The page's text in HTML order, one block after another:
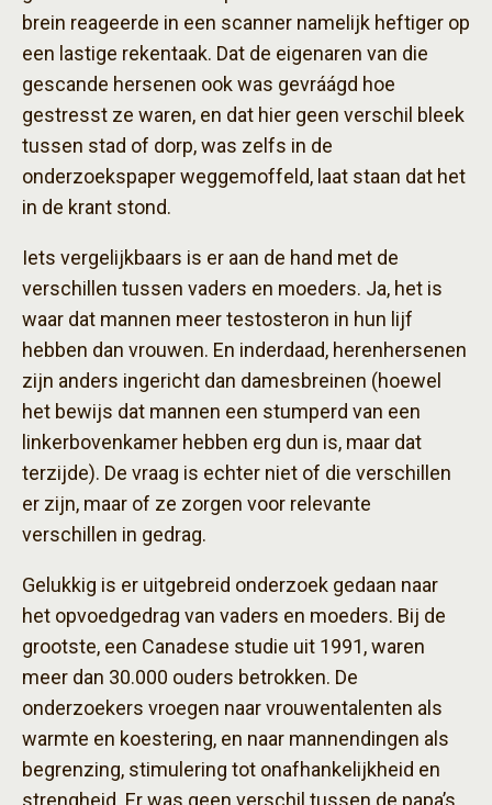
brein reageerde in een scanner namelijk heftiger op
een lastige rekentaak. Dat de eigenaren van die
gescande hersenen ook was gevráágd hoe
gestresst ze waren, en dat hier geen verschil bleek
tussen stad of dorp, was zelfs in de
onderzoekspaper weggemoffeld, laat staan dat het
in de krant stond.
Iets vergelijkbaars is er aan de hand met de
verschillen tussen vaders en moeders. Ja, het is
waar dat mannen meer testosteron in hun lijf
hebben dan vrouwen. En inderdaad, herenhersenen
zijn anders ingericht dan damesbreinen (hoewel
het bewijs dat mannen een stumperd van een
linkerbovenkamer hebben erg dun is, maar dat
terzijde). De vraag is echter niet of die verschillen
er zijn, maar of ze zorgen voor relevante
verschillen in gedrag.
Gelukkig is er uitgebreid onderzoek gedaan naar
het opvoedgedrag van vaders en moeders. Bij de
grootste, een Canadese studie uit 1991, waren
meer dan 30.000 ouders betrokken. De
onderzoekers vroegen naar vrouwentalenten als
warmte en koestering, en naar mannendingen als
begrenzing, stimulering tot onafhankelijkheid en
strengheid. Er was geen verschil tussen de papa’s